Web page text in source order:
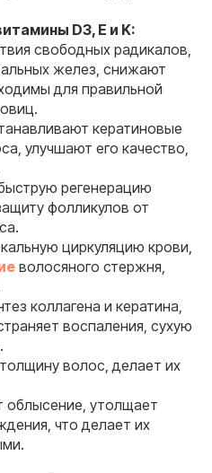
D3, Е и K:
свободных радикалов,
желез, снижают
для правильной
кератиновые
улучшают его качество,
регенерацию
фолликулов от
циркуляцию крови,
волосяного стержня,
коллагена и кератина,
воспаления, сухую
волос, делает их
облысение, утолщает
что делает их